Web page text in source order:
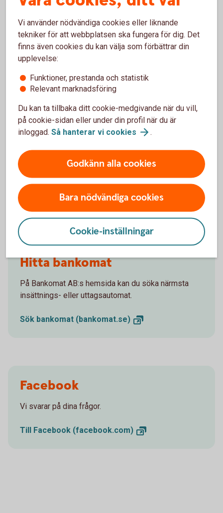
Telefonnummer
0771-12 20 00
8313-9
Bankgironummer
981-3130
e-post
Hitta bankomat
På Bankomat AB:s hemsida kan du söka närmsta
insättnings- eller uttagsautomat.
Sök bankomat (bankomat.se)
Facebook
Vi svarar på dina frågor.
Till Facebook (facebook.com)
Vi använder nödvändiga cookies eller liknande
tekniker för att webbplatsen ska fungera för dig. Det
finns även cookies du kan välja som förbättrar din
upplevelse:
Funktioner, prestanda och statistik
Relevant marknadsföring
Du kan ta tillbaka ditt cookie-medgivande när du vill,
på cookie-sidan eller under din profil när du är
inloggad. Så hanterar vi cookies .
Godkänn alla cookies
Bara nödvändiga cookies
Cookie-inställningar